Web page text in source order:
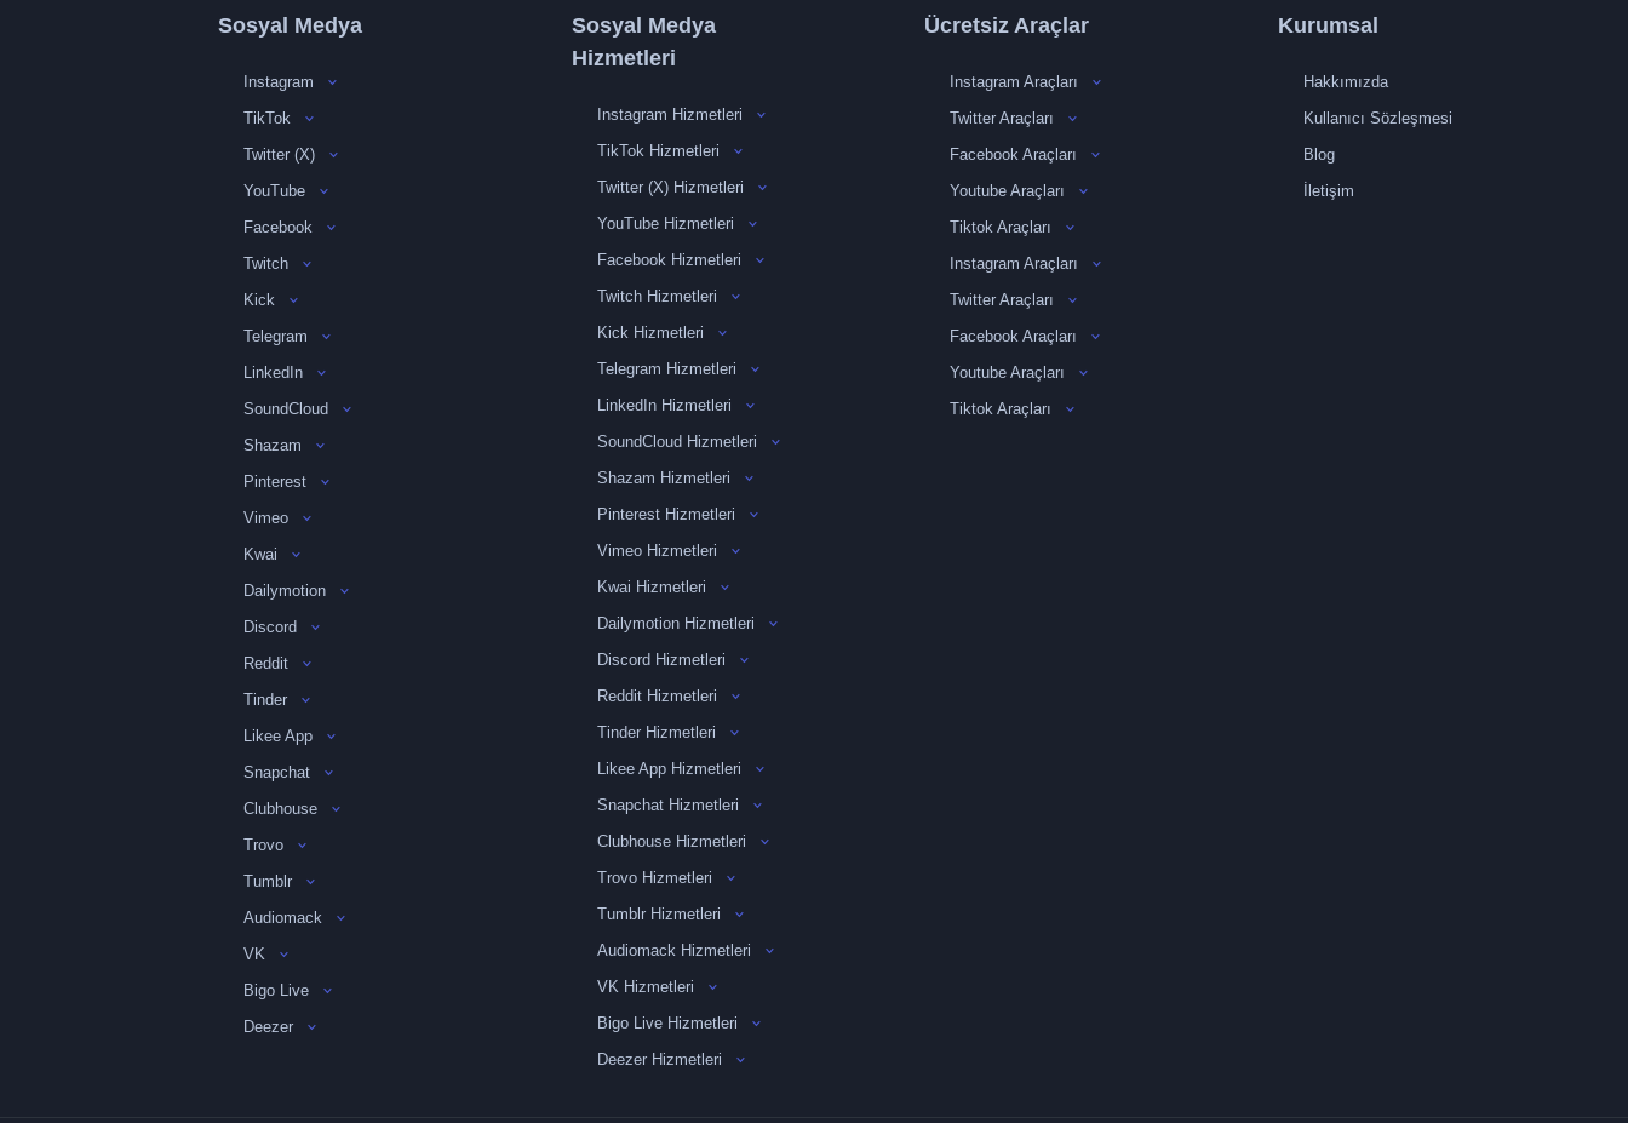
Sosyal Medya
Instagram
TikTok
Twitter (X)
YouTube
Facebook
Twitch
Kick
Telegram
LinkedIn
SoundCloud
Shazam
Pinterest
Vimeo
Kwai
Dailymotion
Discord
Reddit
Tinder
Likee App
Snapchat
Clubhouse
Trovo
Tumblr
Audiomack
VK
Bigo Live
Deezer
Sosyal Medya
Hizmetleri
Instagram Hizmetleri
TikTok Hizmetleri
Twitter (X) Hizmetleri
YouTube Hizmetleri
Facebook Hizmetleri
Twitch Hizmetleri
Kick Hizmetleri
Telegram Hizmetleri
LinkedIn Hizmetleri
SoundCloud Hizmetleri
Shazam Hizmetleri
Pinterest Hizmetleri
Vimeo Hizmetleri
Kwai Hizmetleri
Dailymotion Hizmetleri
Discord Hizmetleri
Reddit Hizmetleri
Tinder Hizmetleri
Likee App Hizmetleri
Snapchat Hizmetleri
Clubhouse Hizmetleri
Trovo Hizmetleri
Tumblr Hizmetleri
Audiomack Hizmetleri
VK Hizmetleri
Bigo Live Hizmetleri
Deezer Hizmetleri
Ücretsiz Araçlar
Instagram Araçları
Twitter Araçları
Facebook Araçları
Youtube Araçları
Tiktok Araçları
Instagram Araçları
Twitter Araçları
Facebook Araçları
Youtube Araçları
Tiktok Araçları
Kurumsal
Hakkımızda
Kullanıcı Sözleşmesi
Blog
İletişim